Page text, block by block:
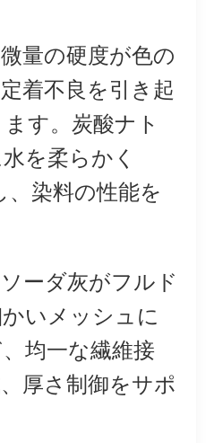
量の硬度が色の
着不良を引き起
す。炭酸ナト
を柔らかく
、染料の性能を
ーダ灰がフルド
いメッシュに
均一な繊維接
厚さ制御をサポ